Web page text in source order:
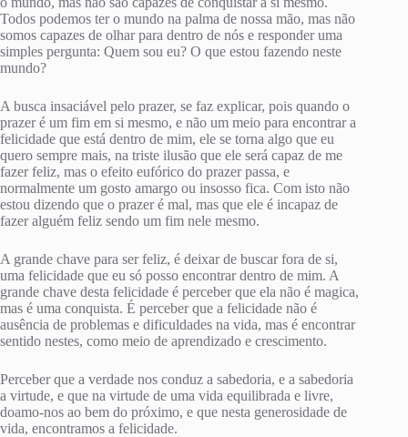
Todos podemos ter o mundo na palma de nossa mão, mas não
somos capazes de olhar para dentro de nós e responder uma
simples pergunta: Quem sou eu? O que estou fazendo neste
mundo?
A busca insaciável pelo prazer, se faz explicar, pois quando o
prazer é um fim em si mesmo, e não um meio para encontrar a
felicidade que está dentro de mim, ele se torna algo que eu
quero sempre mais, na triste ilusão que ele será capaz de me
fazer feliz, mas o efeito eufórico do prazer passa, e
normalmente um gosto amargo ou insosso fica. Com isto não
estou dizendo que o prazer é mal, mas que ele é incapaz de
fazer alguém feliz sendo um fim nele mesmo.
A grande chave para ser feliz, é deixar de buscar fora de si,
uma felicidade que eu só posso encontrar dentro de mim. A
grande chave desta felicidade é perceber que ela não é magica,
mas é uma conquista. É perceber que a felicidade não é
ausência de problemas e dificuldades na vida, mas é encontrar
sentido nestes, como meio de aprendizado e crescimento.
Perceber que a verdade nos conduz a sabedoria, e a sabedoria
a virtude, e que na virtude de uma vida equilibrada e livre,
doamo-nos ao bem do próximo, e que nesta generosidade de
vida, encontramos a felicidade.